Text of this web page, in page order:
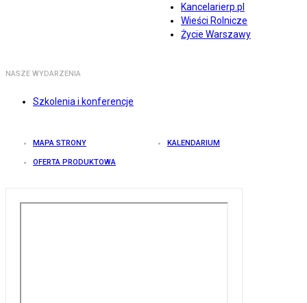
Kancelarierp.pl
Wieści Rolnicze
Życie Warszawy
NASZE WYDARZENIA
Szkolenia i konferencje
MAPA STRONY KALENDARIUM
OFERTA PRODUKTOWA